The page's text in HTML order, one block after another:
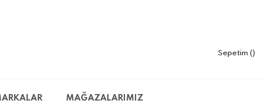
Sepetim
MAĞAZALARIMIZ